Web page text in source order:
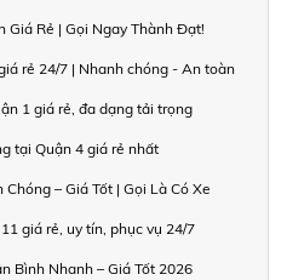
Giá Rẻ | Gọi Ngay Thành Đạt!
rẻ 24/7 | Nhanh chóng - An toàn
1 giá rẻ, đa dạng tải trọng
tại Quận 4 giá rẻ nhất
– Giá Tốt | Gọi Là Có Xe
giá rẻ, uy tín, phục vụ 24/7
Bình Nhanh – Giá Tốt 2026